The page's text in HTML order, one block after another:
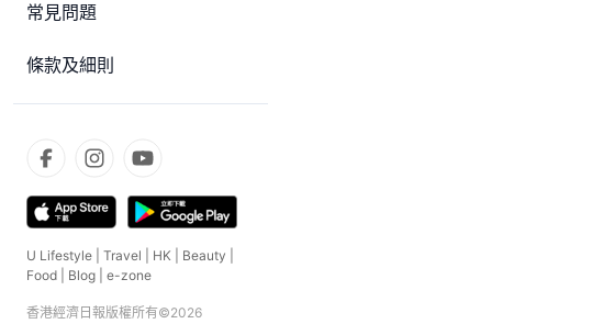
常見問題
條款及細則
U Lifestyle Travel HK Beauty
Food
Blog e-zone
香港經濟日報版權所有©2026